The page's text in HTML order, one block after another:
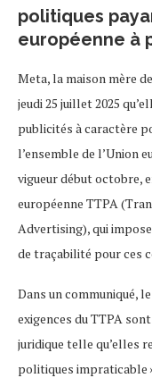
politiques
européenne à
Meta, la maison mère
jeudi 25 juillet 2025
publicités à caractère
l’ensemble de l’Union
vigueur début octobre,
européenne TTPA
Advertising), qui
de traçabilité pour ces
Dans un communiqué,
exigences du TTPA
juridique telle qu’elles
politiques impraticable